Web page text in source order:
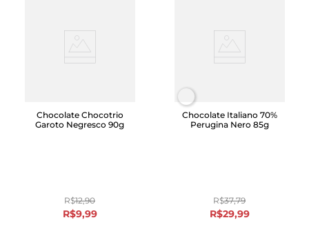
Chocolate Chocotrio
Garoto Negresco 90g
R$12,90
R$9,99
Chocolate Italiano 70%
Perugina Nero 85g
R$37,79
R$29,99